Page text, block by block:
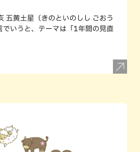
黄土星（きのといのしし ごおう
でいうと、テーマは「1年間の見直